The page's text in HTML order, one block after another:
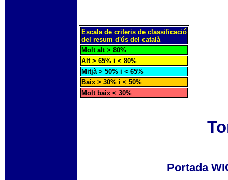
Escala de criteris de classificació
del resum d'ús del català
Molt alt > 80%
Alt > 65% i < 80%
Mitjà > 50% i < 65%
Baix > 30% i < 50%
Molt baix < 30%
Portada